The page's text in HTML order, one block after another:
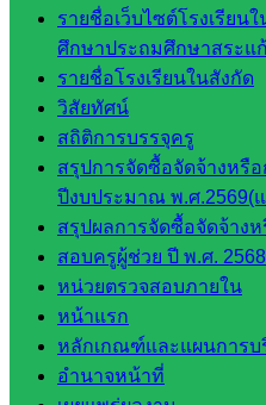
รายชื่อเว็บไซต์โรงเรียน
ศึกษาประถมศึกษาสระแก้
รายชื่อโรงเรียนในสังกัด
วิสัยทัศน์
สถิติการบรรจุครู
สรุปการจัดซื้อจัดจ้างหรื
ปีงบประมาณ พ.ศ.2569(
สรุปผลการจัดซื้อจัดจ้าง
สอบครูผู้ช่วย ปี พ.ศ. 2568
หน่วยตรวจสอบภายใน
หน้าแรก
หลักเกณฑ์และแผนการ
อำนาจหน้าที่
::: ©2021 sakarea2.go.th. All
TEAM :::
สอบถามได้นะคะ
Line
Tel 037-232263: